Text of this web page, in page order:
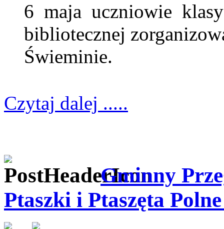
6 maja uczniowie
bibliotecznej
Świeminie.
Czytaj dalej .....
Gminny
Ptaszki i Ptaszęta